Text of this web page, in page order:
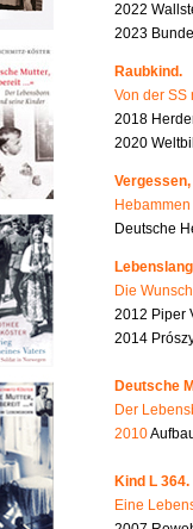
2022
2023
Raubkind.
Von der SS
2018
2020
Deutsche
Die
2012 Piper
2014
Deutsche
Der
2010
Kind L 364.
Eine